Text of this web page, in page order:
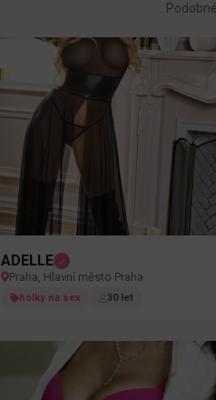
ADELLE
Praha, Hlavní město Praha
holky na sex 30 let